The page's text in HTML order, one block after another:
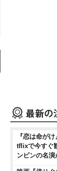
『恋は命が
tflixで今すぐ
ンビンの名